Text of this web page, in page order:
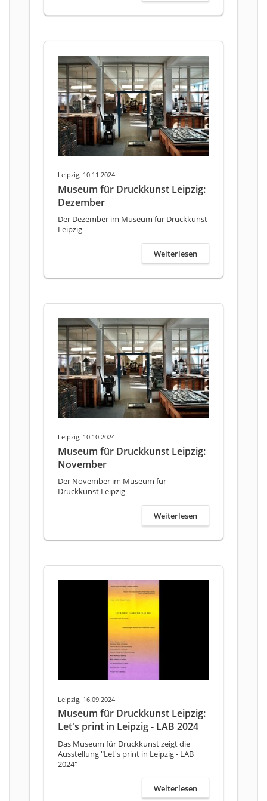
Leipzig, 10.11.2024
Museum für Druckkunst Leipzig:
Dezember
Der Dezember im Museum für Druckkunst
Leipzig
Weiterlesen
Leipzig, 10.10.2024
Museum für Druckkunst Leipzig:
November
Der November im Museum für
Druckkunst Leipzig
Weiterlesen
Leipzig, 16.09.2024
Museum für Druckkunst Leipzig:
Let's print in Leipzig - LAB 2024
Das Museum für Druckkunst zeigt die
Ausstellung "Let's print in Leipzig - LAB
2024"
Weiterlesen